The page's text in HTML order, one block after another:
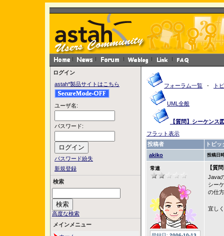
ログイン
astah*製品サイトはこちら
ユーザ名:
パスワード:
パスワード紛失
新規登録
検索
高度な検索
メインメニュー
フォーラム一覧 - ト
UML全般
【質問】シーケンス
フラット表示
投稿者
トピッ
akiko
投稿日
常連
【質
Java
シー
の仕
宜し